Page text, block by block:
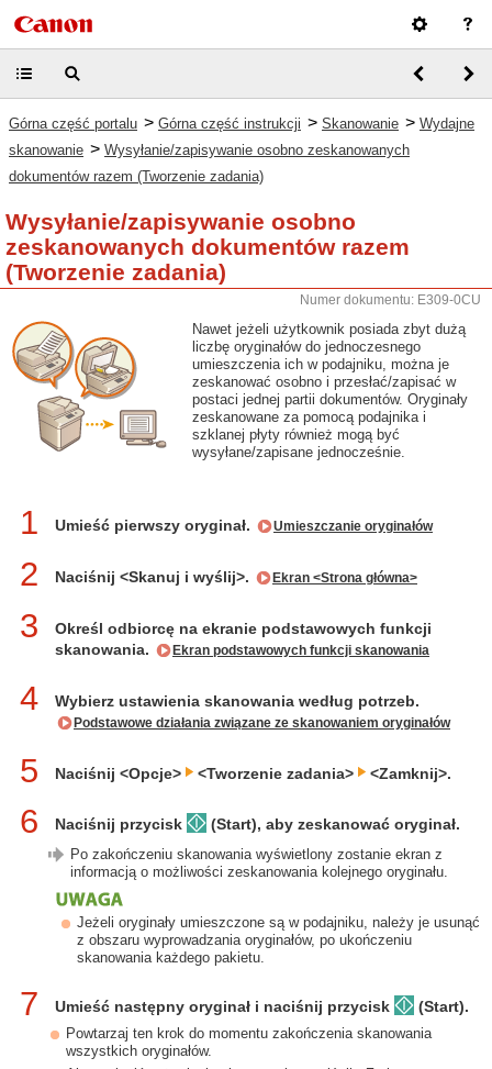
Górna część portalu > Górna część instrukcji > Skanowanie > Wydajne
skanowanie > Wysyłanie/zapisywanie osobno zeskanowanych
dokumentów razem (Tworzenie zadania)
Wysyłanie/zapisywanie osobno
zeskanowanych dokumentów razem
(Tworzenie zadania)
Numer dokumentu: E309-0CU
Nawet jeżeli użytkownik posiada zbyt dużą
liczbę oryginałów do jednoczesnego
umieszczenia ich w podajniku, można je
zeskanować osobno i przesłać/zapisać w
postaci jednej partii dokumentów. Oryginały
zeskanowane za pomocą podajnika i
szklanej płyty również mogą być
wysyłane/zapisane jednocześnie.
1 Umieść pierwszy oryginał. Umieszczanie oryginałów
2 Naciśnij <Skanuj i wyślij>. Ekran <Strona główna>
3
Określ odbiorcę na ekranie podstawowych funkcji
skanowania.
Ekran podstawowych funkcji skanowania
4 Wybierz ustawienia skanowania według potrzeb.
Podstawowe działania związane ze skanowaniem oryginałów
5 Naciśnij <Opcje> <Tworzenie zadania> <Zamknij>.
6 Naciśnij przycisk (Start), aby zeskanować oryginał.
Po zakończeniu skanowania wyświetlony zostanie ekran z
informacją o możliwości zeskanowania kolejnego oryginału.
Jeżeli oryginały umieszczone są w podajniku, należy je usunąć
z obszaru wyprowadzania oryginałów, po ukończeniu
skanowania każdego pakietu.
7 Umieść następny oryginał i naciśnij przycisk (Start).
Powtarzaj ten krok do momentu zakończenia skanowania
wszystkich oryginałów.